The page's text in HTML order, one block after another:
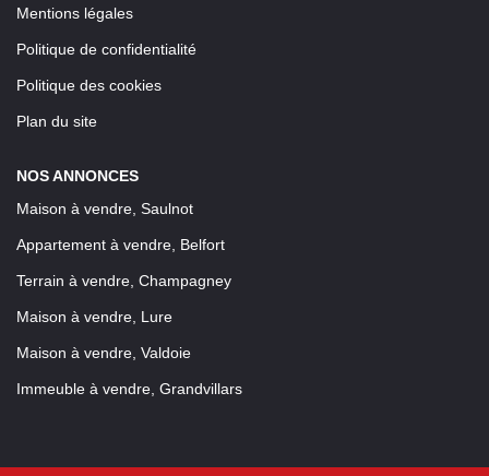
Mentions légales
Politique de confidentialité
Politique des cookies
Plan du site
NOS ANNONCES
Maison à vendre, Saulnot
Appartement à vendre, Belfort
Terrain à vendre, Champagney
Maison à vendre, Lure
Maison à vendre, Valdoie
Immeuble à vendre, Grandvillars